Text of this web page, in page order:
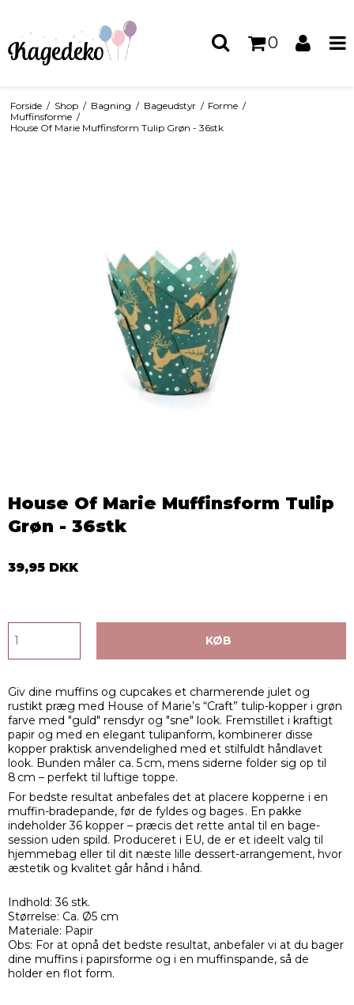
0
Forside / Shop / Bagning / Bageudstyr / Forme /
Muffinsforme /
House Of Marie Muffinsform Tulip Grøn - 36stk
House Of Marie Muffinsform Tulip
Grøn - 36stk
39,95 DKK
KØB
Giv dine muffins og cupcakes et charmerende julet og
rustikt præg med House of Marie’s “Craft” tulip-kopper i grøn
farve med "guld" rensdyr og "sne" look. Fremstillet i kraftigt
papir og med en elegant tulipanform, kombinerer disse
kopper praktisk anvendelighed med et stilfuldt håndlavet
look. Bunden måler ca. 5 cm, mens siderne folder sig op til
8 cm – perfekt til luftige toppe.
For bedste resultat anbefales det at placere kopperne i en
muffin-bradepande, før de fyldes og bages . En pakke
indeholder 36 kopper – præcis det rette antal til en bage-
session uden spild. Produceret i EU, de er et ideelt valg til
hjemmebag eller til dit næste lille dessert-arrangement, hvor
æstetik og kvalitet går hånd i hånd.
Indhold: 36 stk.
Størrelse: Ca. Ø5 cm
Materiale: Papir
Obs: For at opnå det bedste resultat, anbefaler vi at du bager
dine muffins i papirsforme og i en muffinspande, så de
holder en flot form.